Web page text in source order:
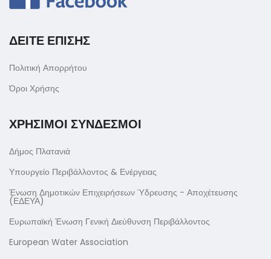
ΔΕΙΤΕ ΕΠΙΣΗΣ
Πολιτική Απορρήτου
Όροι Χρήσης
ΧΡΗΣΙΜΟΙ ΣΥΝΔΕΣΜΟΙ
Δήμος Πλατανιά
Υπουργείο Περιβάλλοντος & Ενέργειας
Ένωση Δημοτικών Επιχειρήσεων Ύδρευσης - Αποχέτευσης
(ΕΔΕΥΑ)
Ευρωπαϊκή Ένωση Γενική Διεύθυνση Περιβάλλοντος
European Water Association